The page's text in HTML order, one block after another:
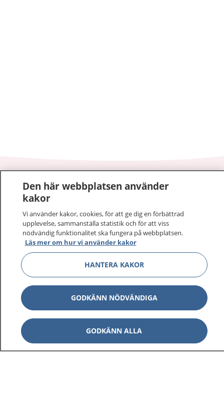
1177–tryggt om din hälsa och vård
sjukdomar och vilka mottagningar du kan kontakta.
Logga in för att läsa din journal och göra dina
vårdärenden. Ring telefonnummer 1177 för
sjukvårdsrådgivning dygnet runt.
1177 ger dig råd när du vill må bättre.
1177 på flera språk Visa
Den här webbplatsen använder
kakor
Vi använder kakor, cookies, för att ge dig en förbättrad
upplevelse, sammanställa statistik och för att viss
nödvändig funktionalitet ska fungera på webbplatsen.
Läs mer om hur vi använder kakor
HANTERA KAKOR
GODKÄNN NÖDVÄNDIGA
GODKÄNN ALLA